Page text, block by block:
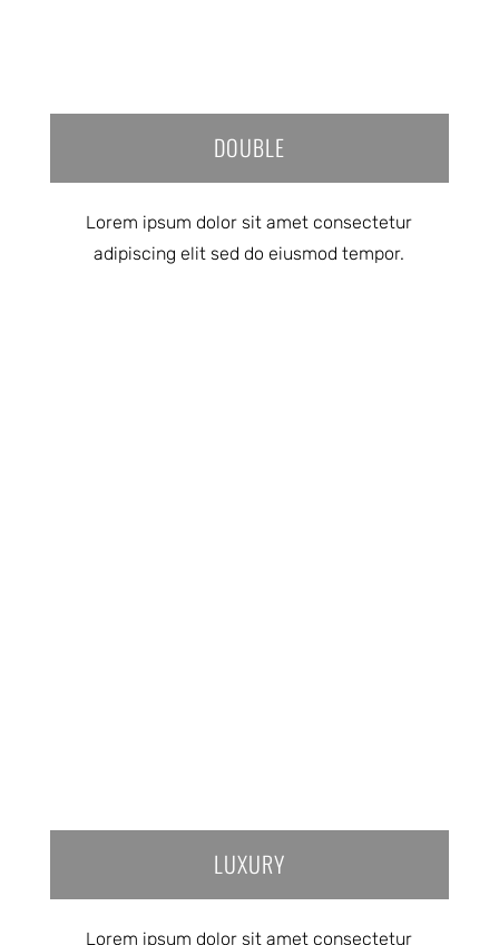
DOUBLE
Lorem ipsum dolor sit amet consectetur
adipiscing elit sed do eiusmod tempor.
LUXURY
Lorem ipsum dolor sit amet consectetur